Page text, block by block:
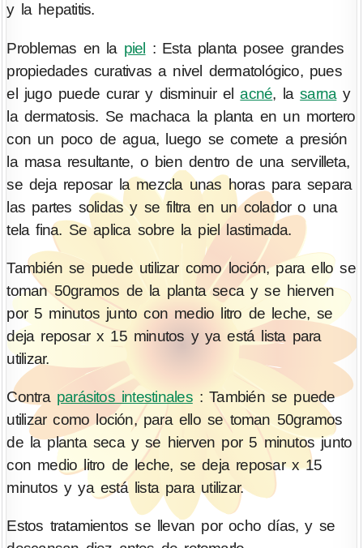
y la hepatitis.
Problemas en la piel : Esta planta posee grandes
propiedades curativas a nivel dermatológico, pues
el jugo puede curar y disminuir elacné, lasarna y
la dermatosis. Se machaca la planta en un mortero
con un poco de agua, luego se comete a presión
la masa resultante, o bien dentro de una servilleta,
se deja reposar la mezcla unas horas para separa
las partes solidas y se filtra en un colador o una
tela fina. Se aplica sobre la piel lastimada.
También se puede utilizar como loción, para ello se
toman 50gramos de la planta seca y se hierven
por 5 minutos junto con medio litro de leche, se
deja reposar x 15 minutos y ya está lista para
utilizar.
Contra parásitos intestinales: También se puede
utilizar como loción, para ello se toman 50gramos
de la planta seca y se hierven por 5 minutos junto
con medio litro de leche, se deja reposar x 15
minutos y ya está lista para utilizar.
Estos tratamientos se llevan por ocho días, y se